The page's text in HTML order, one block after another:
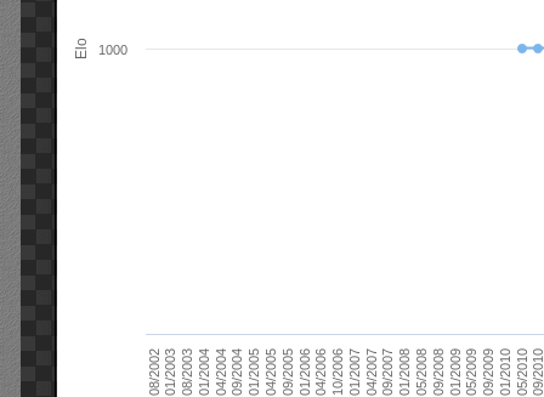
Elo
08/200201/200308/200301/200404/200409/200401/200504/200509/200501/200604/200610/200601/200704/200709/200701/200805/200809/200801/200905/200909/200901/201005/201009/
1000